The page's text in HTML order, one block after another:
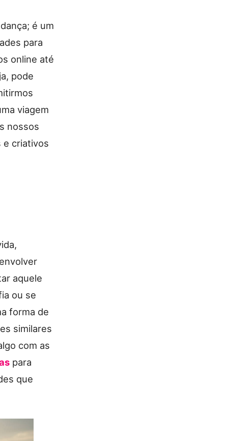
é um
para
online até
pode
viagem
nossos
e criativos
aquele
ou se
forma de
similares
com as
para
que